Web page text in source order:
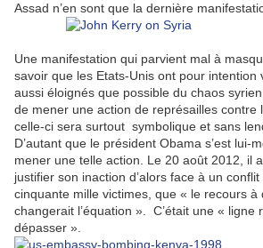
Assad n’en sont que la dernière
Une manifestation qui parvient mal à
savoir que les Etats-Unis ont pour intention
aussi éloignés que possible du chaos
de mener une action de représailles contre
celle-ci sera surtout symbolique et sans
D’autant que le président Obama s’est lui-
mener une telle action. Le 20 août 2012, il
justifier son inaction d’alors face à un
cinquante mille victimes, que « le recours à
changerait l’équation ». C’était une « ligne
dépasser ».